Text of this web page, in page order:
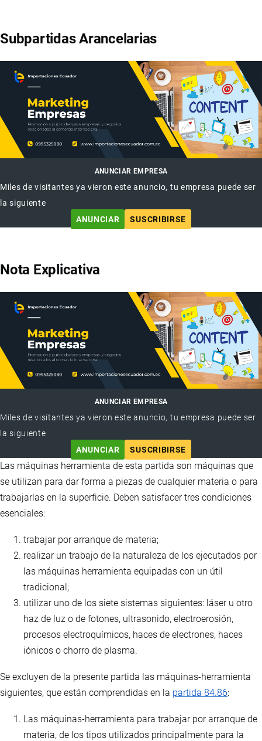
Subpartidas Arancelarias
ANUNCIAR EMPRESA
Miles de visitantes ya vieron este anuncio, tu empresa puede ser
la siguiente
ANUNCIAR
SUSCRIBIRSE
Nota Explicativa
ANUNCIAR EMPRESA
Miles de visitantes ya vieron este anuncio, tu empresa puede ser
la siguiente
ANUNCIAR
SUSCRIBIRSE
Las máquinas herramienta de esta partida son máquinas que
se utilizan para dar forma a piezas de cualquier materia o para
trabajarlas en la superficie. Deben satisfacer tres condiciones
esenciales:
trabajar por arranque de materia;
realizar un trabajo de la naturaleza de los ejecutados por
las máquinas herramienta equipadas con un útil
tradicional;
utilizar uno de los siete sistemas siguientes: láser u otro
haz de luz o de fotones, ultrasonido, electroerosión,
procesos electroquímicos, haces de electrones, haces
iónicos o chorro de plasma.
Se excluyen de la presente partida las máquinas-herramienta
siguientes, que están comprendidas en la partida 84.86:
Las máquinas-herramienta para trabajar por arranque de
materia, de los tipos utilizados principalmente para la